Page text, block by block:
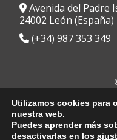
Avenida del Padre
24002 León (España)
(+34) 987 353 349
Menú
secundario
fa-
facebook
fa-
fa-
x-
Aviso Legal|
Transparencia|
Utilizamos cookies para
nuestra web.
Puedes aprender más
desactivarlas en los